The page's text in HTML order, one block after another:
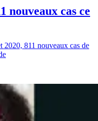
nouveaux cas ce
2020, 811 nouveaux cas de